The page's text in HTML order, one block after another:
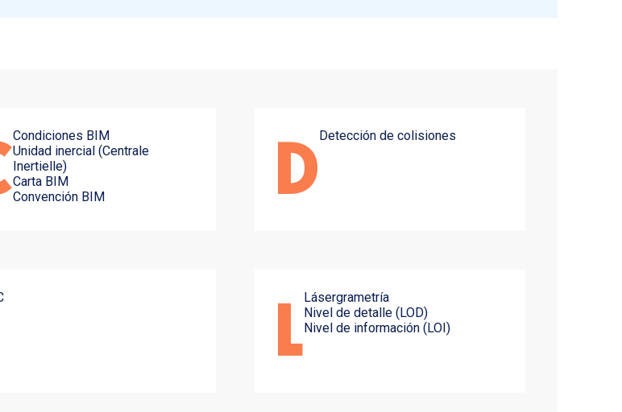
Condiciones BIM
Unidad inercial (Centrale
Inertielle)
Carta BIM
Convención BIM
DDetección de colisiones
LLásergrametría
Nivel de detalle (LOD)
Nivel de información (LOI)